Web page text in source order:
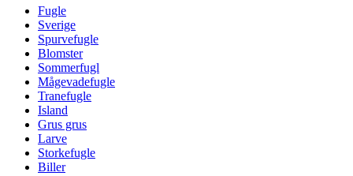
Fugle
Sverige
Spurvefugle
Blomster
Sommerfugl
Mågevadefugle
Tranefugle
Island
Grus grus
Larve
Storkefugle
Biller